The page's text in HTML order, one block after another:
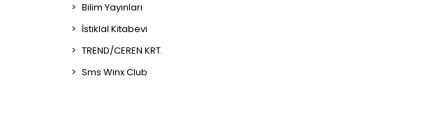
Bilim Yayınları
İstiklal Kitabevi
TREND/CEREN KRT.
Sms Winx Club